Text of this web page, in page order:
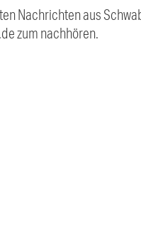
Nachrichten aus
zum nachhören.